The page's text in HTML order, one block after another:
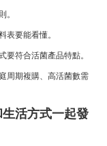
。
表要能看懂。
要符合活菌產品特點。
周期複購、高活菌數需
活方式一起發